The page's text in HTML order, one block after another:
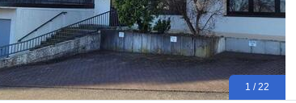
1 / 22